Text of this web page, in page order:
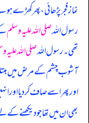
نماز فجر پڑھائی، پھر کھڑے
رسول اللہصلی اللہ علیہ وسلم
تھی۔ رسول اللہصلی اللہ علیہ
آشوب چشم کے مرض میں
اور پھر اسے صاف کر دیا اور
بھی ان میں تھا جو دیکھنے